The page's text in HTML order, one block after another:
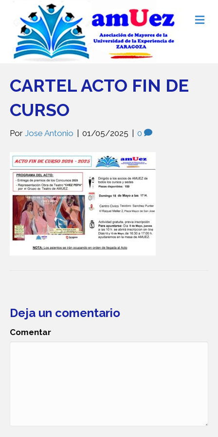
M
e
CARTEL ACTO FIN DE
CURSO
Por Jose Antonio 01/05/2025 0
Deja un comentario
Comentar